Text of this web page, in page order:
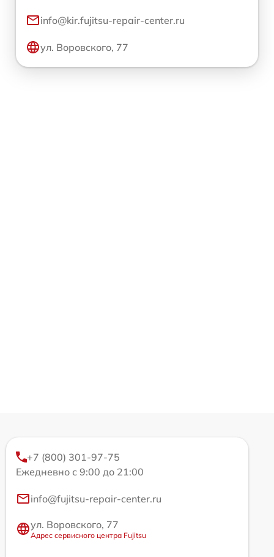
info@kir.fujitsu-repair-center.ru
ул. Воровского, 77
+7 (800) 301-97-75
Ежедневно с 9:00 до 21:00
info@fujitsu-repair-center.ru
ул. Воровского, 77
Адрес сервисного центра Fujitsu